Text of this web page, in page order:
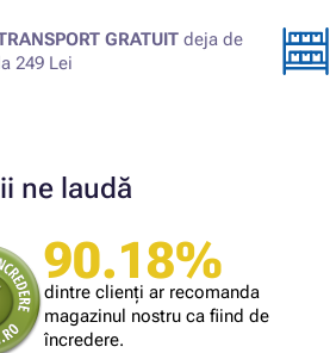
GRATUIT deja de
249 Lei
ne laudă
90.18%
dintre clienți ar recomanda
magazinul nostru ca fiind de
încredere.
Cumpărătorul magazinului
Am gasit un produs la un pret imbatabil.